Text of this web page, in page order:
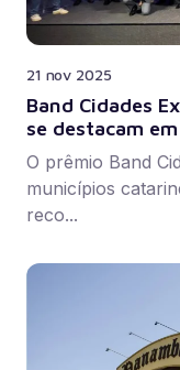
21 nov 2025
Band Cidades
se destacam
O prêmio Band
municípios
reco...